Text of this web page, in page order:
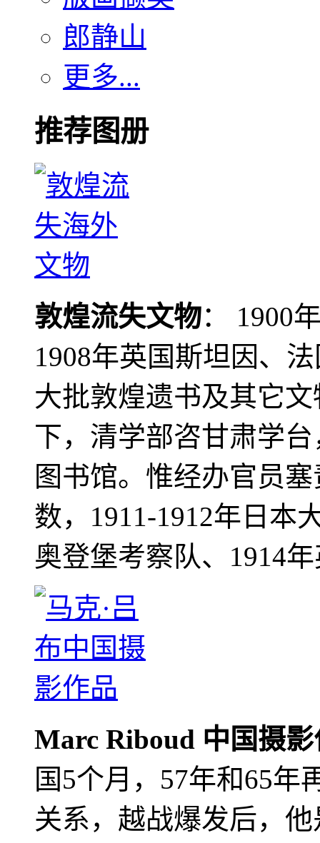
郎静山
更多...
推荐图册
敦煌流失文物： 1900
1908年英国斯坦因、
大批敦煌遗书及其它
下，清学部咨甘肃学
图书馆。惟经办官员
数，1911-1912年日本
奥登堡考察队、1914
Marc Riboud 中国摄
国5个月，57年和65年
关系，越战爆发后，